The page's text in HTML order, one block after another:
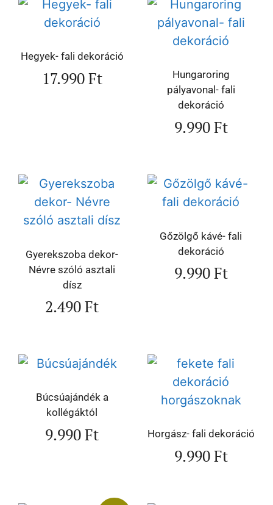
Hegyek- fali dekoráció
17.990Ft
Hungaroring
pályavonal- fali
dekoráció
9.990Ft
Gyerekszoba dekor-
Névre szóló asztali
dísz
2.490Ft
Gőzölgő kávé- fali
dekoráció
9.990Ft
Búcsúajándék a
kollégáktól
9.990Ft Horgász- fali dekoráció
9.990Ft